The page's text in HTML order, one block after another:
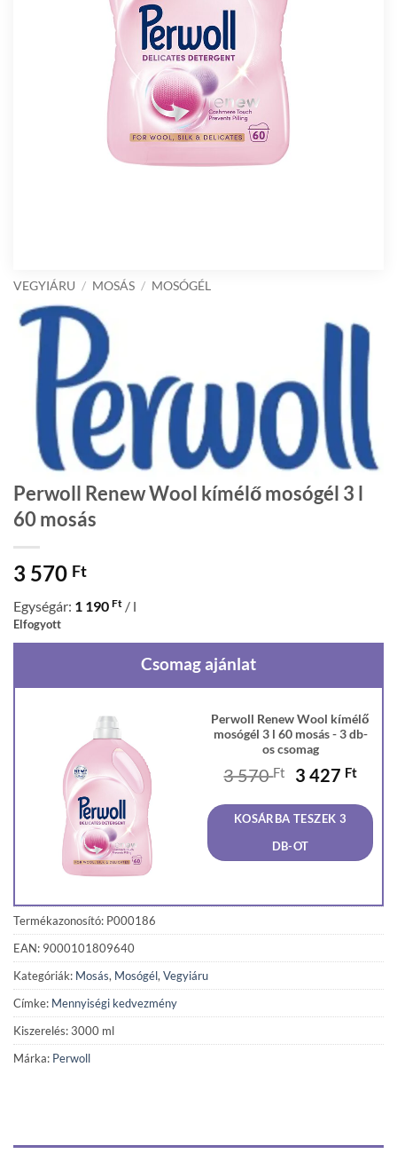
VEGYIÁRU / MOSÁS / MOSÓGÉL
Perwoll Renew Wool kímélő mosógél 3 l
60 mosás
3 570 Ft
Egységár: 1 190 Ft / l
Elfogyott
Csomag ajánlat
Perwoll Renew Wool kímélő
mosógél 3 l 60 mosás - 3 db-
os csomag
3 570Ft
Original
was:
3
570 Ft.
3 427 Ft
is:
427
KOSÁRBA TESZEK 3
DB-OT
Termékazonosító: P000186
EAN: 9000101809640
Kategóriák: Mosás, Mosógél, Vegyiáru
Címke: Mennyiségi kedvezmény
Kiszerelés: 3000 ml
Márka: Perwoll